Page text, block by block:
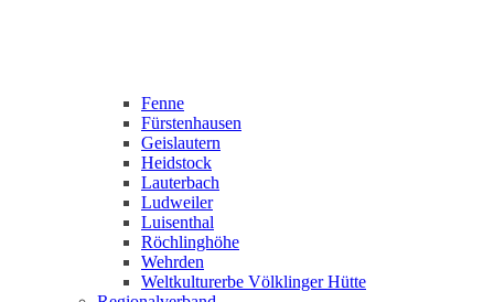
Fenne
Fürstenhausen
Geislautern
Heidstock
Lauterbach
Ludweiler
Luisenthal
Röchlinghöhe
Wehrden
Weltkulturerbe Völklinger Hütte